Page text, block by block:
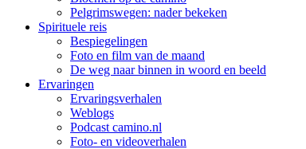
Pelgrimswegen: nader bekeken
Spirituele reis
Bespiegelingen
Foto en film van de maand
De weg naar binnen in woord en beeld
Ervaringen
Ervaringsverhalen
Weblogs
Podcast camino.nl
Foto- en videoverhalen